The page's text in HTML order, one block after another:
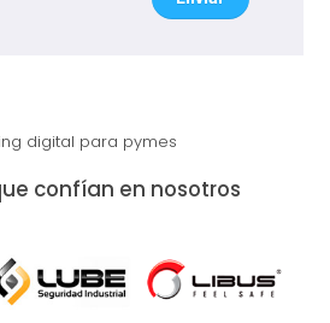
digital para pymes
confían en nosotros